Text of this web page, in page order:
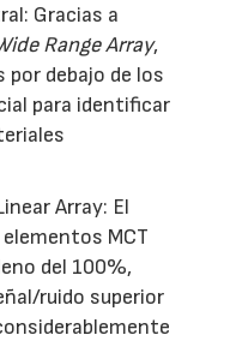
Gracias a
Range Array,
debajo de los
para identificar
Array: El
MCT
del 100%,
ruido superior